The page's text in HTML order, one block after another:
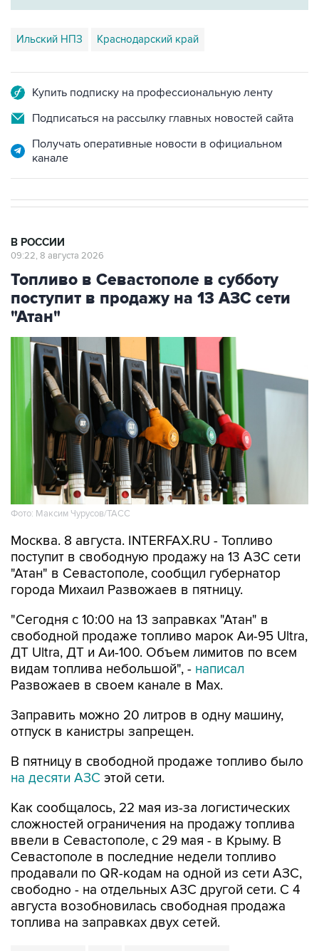
Ильский НПЗ Краснодарский край
Купить подписку на профессиональную ленту
Подписаться на рассылку главных новостей сайта
Получать оперативные новости в официальном
канале
В РОССИИ
09:22, 8 августа 2026
Топливо в Севастополе в субботу
поступит в продажу на 13 АЗС сети
"Атан"
Фото: Максим Чурусов/ТАСС
Москва. 8 августа. INTERFAX.RU - Топливо
поступит в свободную продажу на 13 АЗС сети
"Атан" в Севастополе, сообщил губернатор
города Михаил Развожаев в пятницу.
"Сегодня с 10:00 на 13 заправках "Атан" в
свободной продаже топливо марок Аи-95 Ultra,
ДТ Ultra, ДТ и Аи-100. Объем лимитов по всем
видам топлива небольшой", - написал
Развожаев в своем канале в Max.
Заправить можно 20 литров в одну машину,
отпуск в канистры запрещен.
В пятницу в свободной продаже топливо было
на десяти АЗС этой сети.
Как сообщалось, 22 мая из-за логистических
сложностей ограничения на продажу топлива
ввели в Севастополе, с 29 мая - в Крыму. В
Севастополе в последние недели топливо
продавали по QR-кодам на одной из сети АЗС,
свободно - на отдельных АЗС другой сети. С 4
августа возобновилась свободная продажа
топлива на заправках двух сетей.